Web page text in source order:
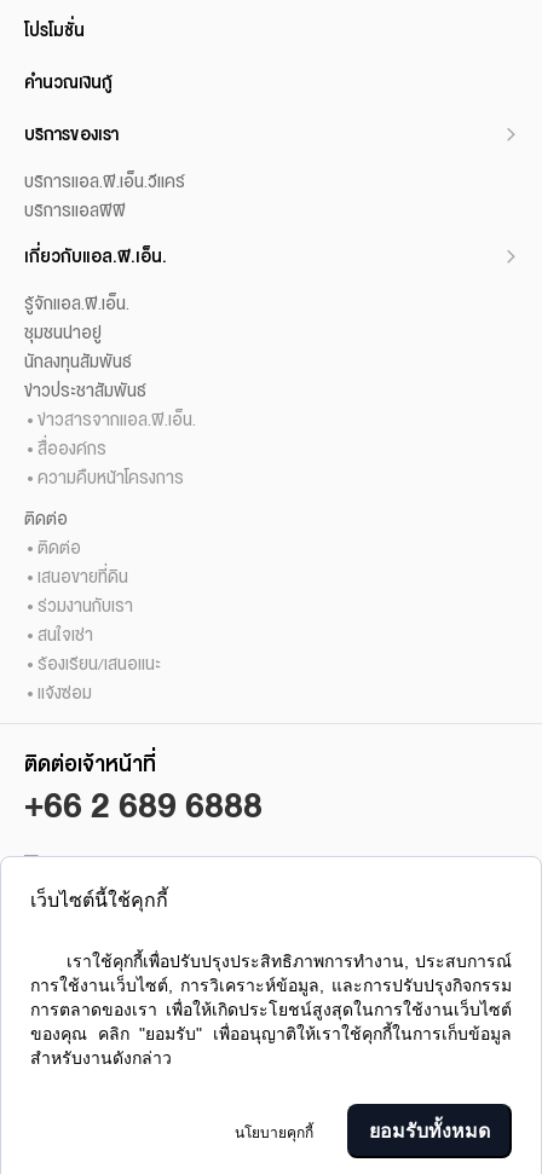
โปรโมชั่น
คำนวณเงินกู้
บริการของเรา
บริการแอล.พี.เอ็น.วีแคร์
บริการแอลพีพี
เกี่ยวกับแอล.พี.เอ็น.
รู้จักแอล.พี.เอ็น.
ชุมชนน่าอยู่
นักลงทุนสัมพันธ์
ข่าวประชาสัมพันธ์
ข่าวสารจากแอล.พี.เอ็น.
สื่อองค์กร
ความคืบหน้าโครงการ
ติดต่อ
ติดต่อ
เสนอขายที่ดิน
ร่วมงานกับเรา
สนใจเช่า
ร้องเรียน/เสนอแนะ
แจ้งซ่อม
ติดต่อเจ้าหน้าที่
+66 2 689 6888
ส่ง
©2563 บริษัท แอล.พี.เอ็น.ดีเวลลอปเมนท์ จำกัด (มหาชน)
เว็บไซต์นี้ใช้คุกกี้
การใช้งานเว็บไซต์, การวิเคราะห์ข้อมูล, และการปรับปรุงกิจกรรม
การตลาดของเรา เพื่อให้เกิดประโยชน์สูงสุดในการใช้งานเว็บไซต์
ของคุณ คลิก "ยอมรับ" เพื่ออนุญาติให้เราใช้คุกกี้ในการเก็บข้อมูล
สำหรับงานดังกล่าว
นโยบายคุกกี้ ยอมรับทั้งหมด